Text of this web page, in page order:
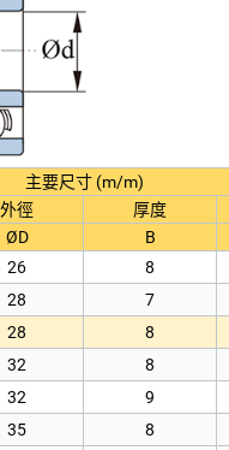
主要尺寸 (m/m)
外徑 厚度
ØD B
26 8
28 7
28 8
32 8
32 9
35 8